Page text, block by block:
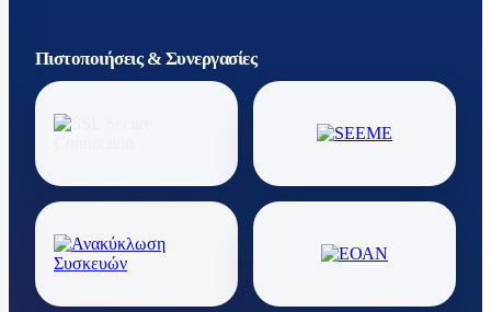
Πιστοποιήσεις & Συνεργασίες